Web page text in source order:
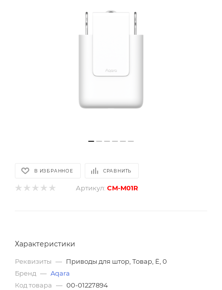
В ИЗБРАННОЕ СРАВНИТЬ
Артикул: CM-M01R
Характеристики
Реквизиты — Приводы для штор, Товар, Ё, 0
Бренд — Aqara
Код товара — 00-01227894